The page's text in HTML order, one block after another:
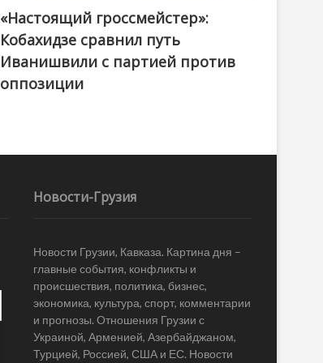
@ქართული ოცნება / Georgian Dream
«Настоящий гроссмейстер»:
Кобахидзе сравнил путь
Иванишвили с партией против
оппозиции
Новости-Грузия
Новости Грузии, Кавказа. Картина дня –
главные события, конфликты и
происшествия, политика, бизнес,
экономика, культура, спорт, комментарии
и прогнозы. Отношения Грузии с
Украиной, Арменией, Азербайджаном,
Турцией, Россией, США и ЕС. Новости